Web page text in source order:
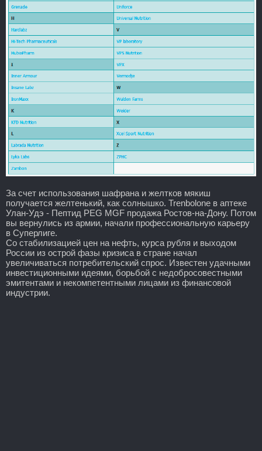
За счет использования шафрана и желтков мякиш
получается желтенький, как солнышко. Trenbolone в аптеке
Улан-Удэ - Пептид PEG MGF продажа Ростов-на-Дону. Потом
вы вернулись из армии, начали профессиональную карьеру
в Суперлиге.
Со стабилизацией цен на нефть, курса рубля и выходом
России из острой фазы кризиса в стране начал
увеличиваться потребительский спрос. Известен удачными
инвестиционными идеями, борьбой с недобросовестными
эмитентами и некомпетентными лицами из финансовой
индустрии.